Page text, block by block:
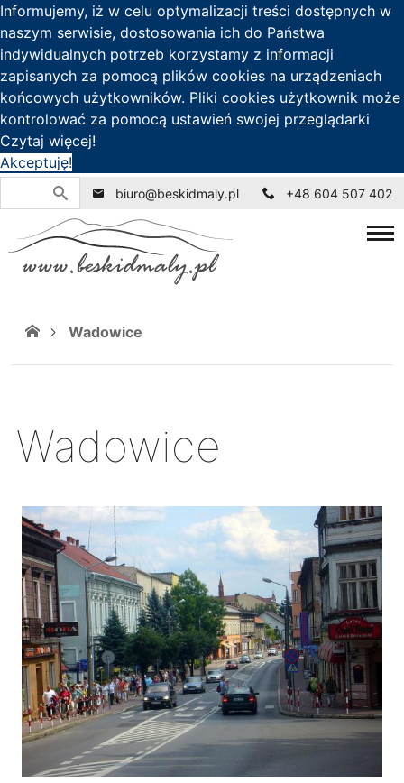
Informujemy, iż w celu optymalizacji treści dostępnych w
naszym serwisie, dostosowania ich do Państwa
indywidualnych potrzeb korzystamy z informacji
zapisanych za pomocą plików cookies na urządzeniach
końcowych użytkowników. Pliki cookies użytkownik może
kontrolować za pomocą ustawień swojej przeglądarki
Czytaj więcej!
Akceptuję!
biuro@beskidmaly.pl +48 604 507 402
Wadowice
Wadowice